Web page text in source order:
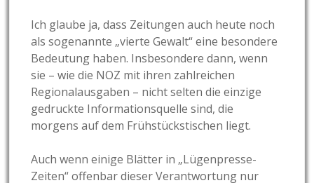
Ich glaube ja, dass Zeitungen auch heute noch
als sogenannte „vierte Gewalt“ eine besondere
Bedeutung haben. Insbesondere dann, wenn
sie – wie die NOZ mit ihren zahlreichen
Regionalausgaben – nicht selten die einzige
gedruckte Informationsquelle sind, die
morgens auf dem Frühstückstischen liegt.
Auch wenn einige Blätter in „Lügenpresse-
Zeiten“ offenbar dieser Verantwortung nur